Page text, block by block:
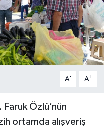
A- A+
Özlü’nün
ortamda alışveriş